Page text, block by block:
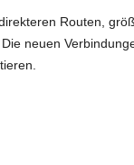
Routen,
neuen